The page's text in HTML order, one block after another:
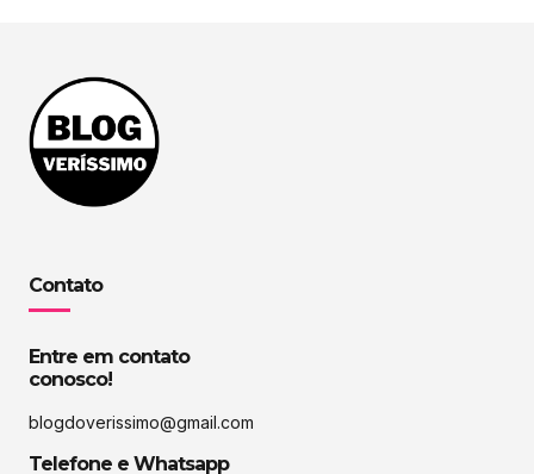
Contato
Entre em contato
conosco!
blogdoverissimo@gmail.com
Telefone e Whatsapp